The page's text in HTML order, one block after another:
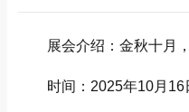
展会介绍：金秋十月
时间：2025年10月16